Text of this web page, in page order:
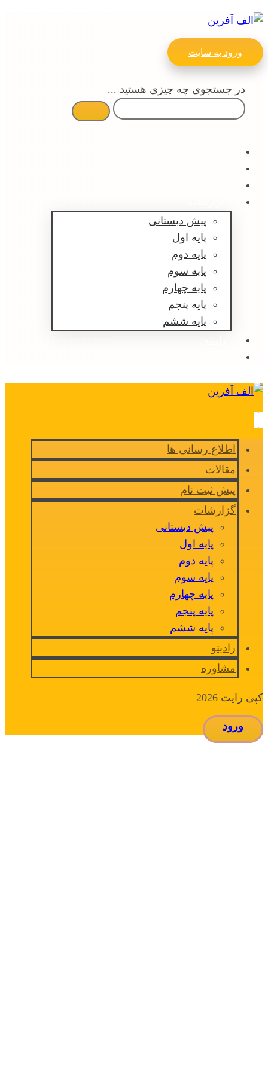
ورود به سایت
در جستجوی چه چیزی هستید ...
پیش دبستانی
پایه اول
پایه دوم
پایه سوم
پایه چهارم
پایه پنجم
پایه ششم
اطلاع رسانی ها
مقالات
پیش ثبت نام
گزارشات
پیش دبستانی
پایه اول
پایه دوم
پایه سوم
پایه چهارم
پایه پنجم
پایه ششم
رادیتو
مشاوره
کپی رایت 2026
ورود